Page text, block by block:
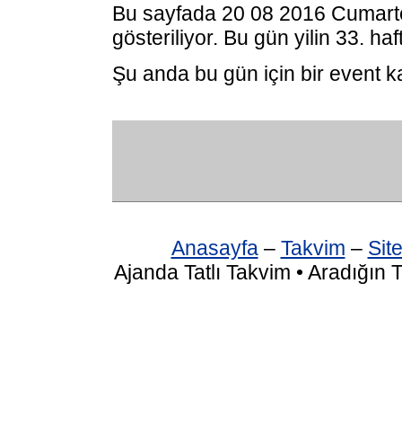
Bu sayfada 20 08 2016
gösteriliyor. Bu gün yilin 33.
Şu anda bu gün için bir event
Anasayfa– Takvim –
Ajanda Tatlı Takvim •